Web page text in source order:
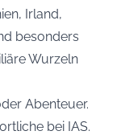
Irland,
besonders
Wurzeln
Abenteuer.
bei IAS.